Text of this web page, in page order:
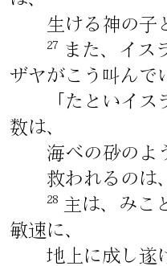
生ける神の子
27
また、イス
ザヤがこう叫んで
「たといイ
数は、
海べの砂のよ
救われるのは
28
主は、みこ
敏速に、
地上に成し遂